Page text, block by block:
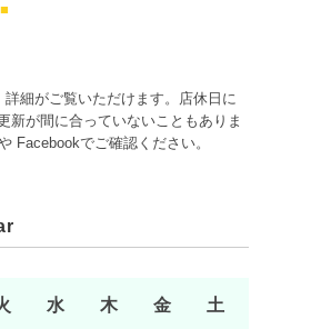
■
詳細がご覧いただけます。店休日に
新が間に合っていないこともありま
Facebookでご確認ください。
水 木 金 土